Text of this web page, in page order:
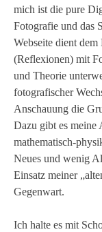
mich ist die pure
Fotografie und das
Webseite dient
(Reflexionen) mit
und Theorie
fotografischer
Anschauung die
Dazu gibt es meine
mathematisch-
Neues und wenig
Einsatz meiner
Gegenwart.
Ich halte es mit